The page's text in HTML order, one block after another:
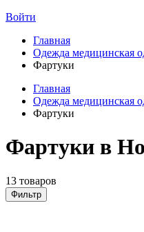
Войти
Главная
Одежда медицинская
Фартуки
Главная
Одежда медицинская
Фартуки
Фартуки в
13 товаров
Фильтр